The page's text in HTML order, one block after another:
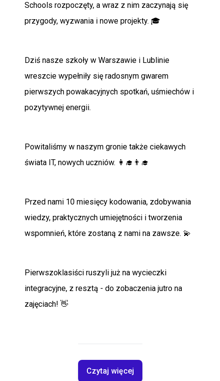
Schools rozpoczęty, a wraz z nim zaczynają się
przygody, wyzwania i nowe projekty. 🎓
Dziś nasze szkoły w Warszawie i Lublinie
wreszcie wypełniły się radosnym gwarem
pierwszych powakacyjnych spotkań, uśmiechów i
pozytywnej energii.
Powitaliśmy w naszym gronie także ciekawych
świata IT, nowych uczniów. 👩‍🎓👨‍🎓
Przed nami 10 miesięcy kodowania, zdobywania
wiedzy, praktycznych umiejętności i tworzenia
wspomnień, które zostaną z nami na zawsze. 💫
Pierwszoklasiści ruszyli już na wycieczki
integracyjne, z resztą - do zobaczenia jutro na
zajęciach! 👋
Czytaj więcej